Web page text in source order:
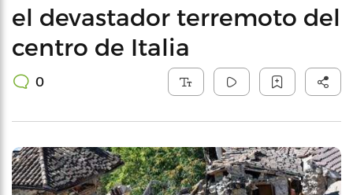
el devastador terremoto del
centro de Italia
0